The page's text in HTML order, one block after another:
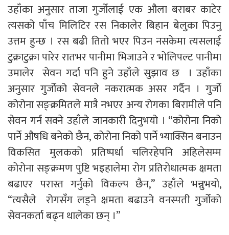
उहाँका अनुसार ताजा गुर्जोलाई एक औला बराबर काटेर
त्यसको पाँच मिलिटिर रस निकालेर बिहान बेलुका पिउनु
उत्तम हुन्छ । रस बढी तितो भएर पिउन नसकेमा त्यसलाई
टुक्राटुक्रा पारेर रातभर पानीमा भिजाउने र भोलिपल्ट पानीमा
उमालेर सेवन गर्दा पनि हुने उहाँले सुझाव छ । उहाँका
अनुसार गुर्जोको सेवनले नकरात्मक असर गर्दैन । गुर्जो
कोरोना सङ्क्रमितले मात्रै नभएर अन्य रोगका बिरामीले पनि
सेवन गर्न सक्ने उहाँले जानकारी दिनुभयो । “कोरोना निको
पार्ने औषधि बनेको छैन, कोरोना निको पार्ने भ्याक्सिन बनाउन
विकसित मुलकको प्रतिष्पर्धा चलिरहेपनि अहिलेसम्म
कोरोना सङ्क्रमण पुष्टि भइहालेमा रोग प्रतिरोधात्मक क्षमता
बढाएर परास्त गर्नुको विकल्प छैन,” उहाँले भन्नुभयो,
“त्यसैले रोगसँग लड्ने क्षमता बढाउने वनस्पती गुर्जोको
सेवनकर्ता बढ्न थालेका छन् ।”